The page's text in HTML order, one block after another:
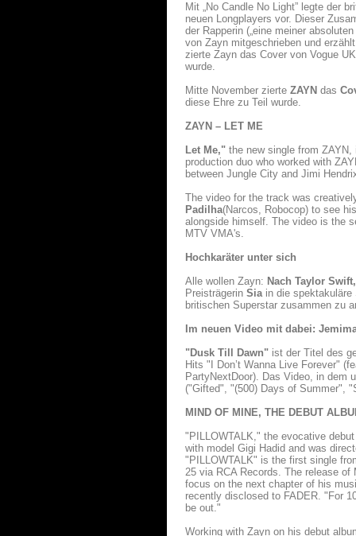
Mit „No Candle No Light” legte der
neuen Longplayers vor. Dieser
der Rapperin („eine meiner
von Zayn mitgeschrieben und
zierte Zayn das Cover von Vogue
wurde.
Mitte November zierte ZAYN das
diese Ehre zu Teil wurde.
ZAYN – LET ME
Let Me," the new single from
production duo who worked with
between Jungle City and Jimi
The video for the track was
Padilha(Narcos, Robocop) to see
alongside himself. The video is the
MTV VMA's.
Hochkaräter unter sich
Alle wollen Zayn: Nach Taylor
Preisträgerin Sia in die
britischen Superstar zusammen zu
Im neuen Video mit dabei:
"Dusk Till Dawn" ist der Titel des
Hits "I Don’t Wanna Live Forever"
PartyNextDoor). Das Video, in dem
("Gifted", "(500) Days of Summer",
MIND OF MINE, THE DEBUT
"PILLOWTALK," the evocative
with model Gigi Hadid and was
"PILLOWTALK" is the first single
25 via RCA Records. The release
focus on the next chapter of his
recently disclosed to FADER. "For
be out."
Working with Zayn on his debut